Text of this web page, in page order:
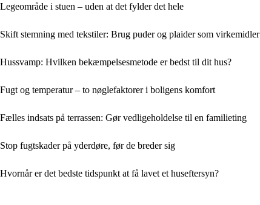
Legeområde i stuen – uden at det fylder det hele
Skift stemning med tekstiler: Brug puder og plaider som virkemidler
Hussvamp: Hvilken bekæmpelsesmetode er bedst til dit hus?
Fugt og temperatur – to nøglefaktorer i boligens komfort
Fælles indsats på terrassen: Gør vedligeholdelse til en familieting
Stop fugtskader på yderdøre, før de breder sig
Hvornår er det bedste tidspunkt at få lavet et huseftersyn?